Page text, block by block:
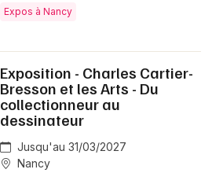
Expos à Nancy
Exposition - Charles Cartier-
Bresson et les Arts - Du
collectionneur au
dessinateur
Jusqu'au 31/03/2027
Nancy